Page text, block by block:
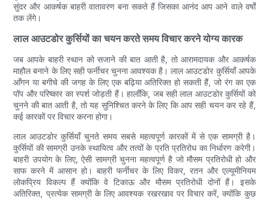
सुंदर और आकर्षक बाहरी वातावरण बना सकते हैं जिसका आनंद आप आने वाले वर्षों
तक लेंगे।
लाल आउटडोर कुर्सियों का चयन करते समय विचार करने योग्य कारक
जब आपके बाहरी स्थान को सजाने की बात आती है, तो आरामदायक और आकर्षक
माहौल बनाने के लिए सही फर्नीचर चुनना आवश्यक है। लाल आउटडोर कुर्सियाँ आपके
आँगन या बगीचे की जगह के लिए एक बढ़िया अतिरिक्त हो सकती हैं, जो रंग का एक
पॉप और परिष्कार का स्पर्श जोड़ती हैं। हालाँकि, जब सही लाल आउटडोर कुर्सियों को
चुनने की बात आती है, तो यह सुनिश्चित करने के लिए कि आप सही चयन कर रहे हैं,
कई कारकों पर विचार करना होगा।
लाल आउटडोर कुर्सियाँ चुनते समय सबसे महत्वपूर्ण कारकों में से एक सामग्री है।
कुर्सियों की सामग्री उनके स्थायित्व और तत्वों के प्रति प्रतिरोध का निर्धारण करेगी।
बाहरी उपयोग के लिए, ऐसी सामग्री चुनना महत्वपूर्ण है जो मौसम प्रतिरोधी हो और
साफ करने में आसान हो। बाहरी फर्नीचर के लिए विकर, रतन और एल्यूमीनियम
लोकप्रिय विकल्प हैं क्योंकि वे टिकाऊ और मौसम प्रतिरोधी दोनों हैं। इसके
अतिरिक्त, प्रत्येक सामग्री के लिए आवश्यक रखरखाव पर विचार करें, क्योंकि कुछ